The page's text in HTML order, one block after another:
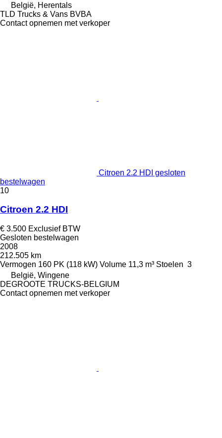
België, Herentals
TLD Trucks & Vans BVBA
Contact opnemen met verkoper
Citroen 2.2 HDI gesloten
bestelwagen
10
Citroen 2.2 HDI
€ 3.500 Exclusief BTW
Gesloten bestelwagen
2008
212.505 km
Vermogen 160 PK (118 kW) Volume 11,3 m³ Stoelen 3
België, Wingene
DEGROOTE TRUCKS-BELGIUM
Contact opnemen met verkoper